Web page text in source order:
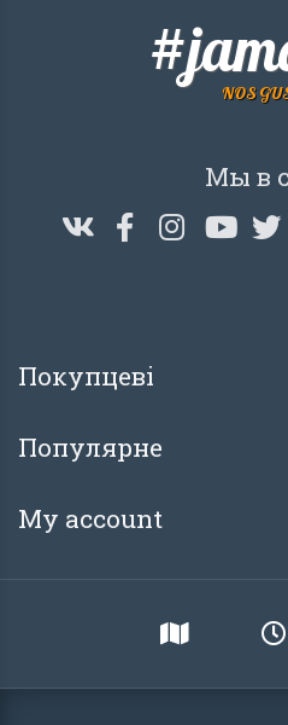
NOS
Мы в
Покупцеві
Популярне
My account